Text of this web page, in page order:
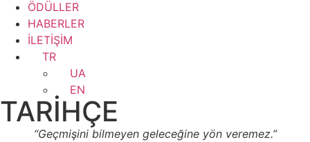
ÖDÜLLER
HABERLER
İLETİŞİM
TR
UA
EN
TARİHÇE
“Geçmişini bilmeyen geleceğine yön veremez.”